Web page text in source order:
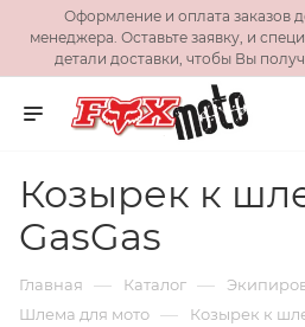
Оформление и оплата заказов
менеджера. Оставьте заявку, и
детали доставки, чтобы Вы
Козырек к
GasGas
Главная — Каталог —
Шлема для мото — Козырек к